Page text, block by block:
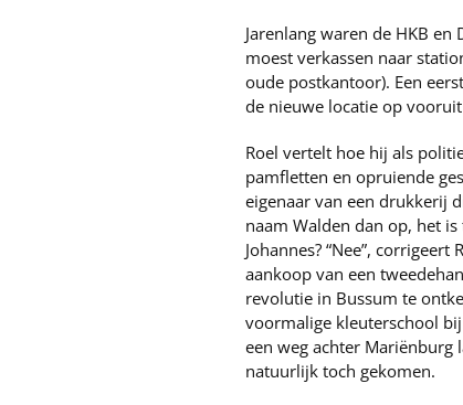
Jarenlang waren de HKB
moest verkassen naar
oude postkantoor). Een
de nieuwe locatie op vooruit
Roel vertelt hoe hij als
pamfletten en opruiende
eigenaar van een drukkerij
naam Walden dan op, het
Johannes? “Nee”,
aankoop van een
revolutie in Bussum te
voormalige kleuterschool
een weg achter Mariënburg
natuurlijk toch gekomen.